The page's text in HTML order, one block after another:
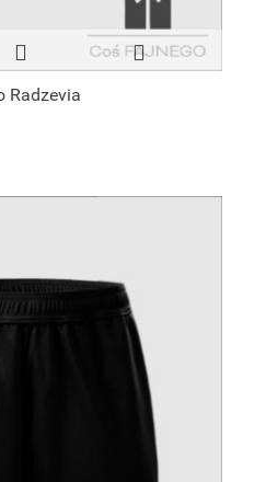
Radzevia